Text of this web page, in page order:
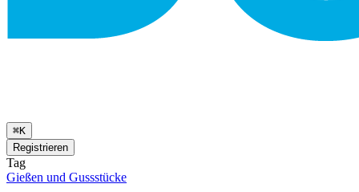
⌘K
Registrieren
Tag
Gießen und Gussstücke